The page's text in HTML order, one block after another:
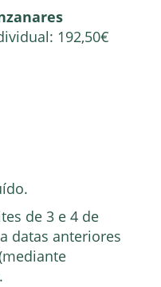
192,50€
de 3 e 4 de
datas anteriores